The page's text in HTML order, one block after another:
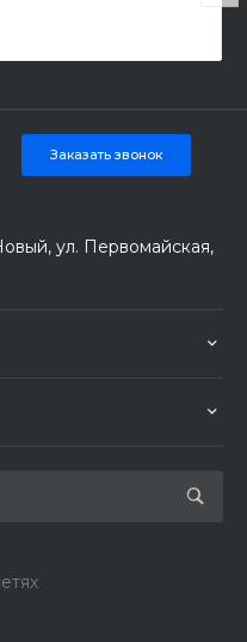
Заказать звонок
ул. Первомайская,